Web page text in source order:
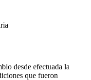
desde efectuada la
que fueron